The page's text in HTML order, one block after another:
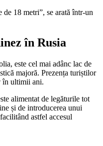
18 metri”, se arată într-un
în Rusia
este cel mai adânc lac de
majoră. Prezența turiștilor
în ultimii ani.
alimentat de legăturile tot
și de introducerea unui
astfel accesul